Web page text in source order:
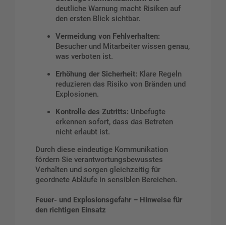
deutliche Warnung macht Risiken auf
den ersten Blick sichtbar.
Vermeidung von Fehlverhalten:
Besucher und Mitarbeiter wissen genau,
was verboten ist.
Erhöhung der Sicherheit: Klare Regeln
reduzieren das Risiko von Bränden und
Explosionen.
Kontrolle des Zutritts: Unbefugte
erkennen sofort, dass das Betreten
nicht erlaubt ist.
Durch diese eindeutige Kommunikation
fördern Sie verantwortungsbewusstes
Verhalten und sorgen gleichzeitig für
geordnete Abläufe in sensiblen Bereichen.
Feuer- und Explosionsgefahr – Hinweise für
den richtigen Einsatz